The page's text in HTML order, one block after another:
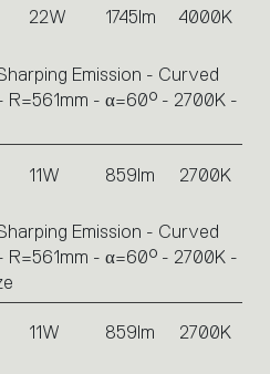
22W 1745lm 4000K
Emission - Curved
R=561mm - α=60° - 2700K -
11W 859lm 2700K
Emission - Curved
R=561mm - α=60° - 2700K -
11W 859lm 2700K